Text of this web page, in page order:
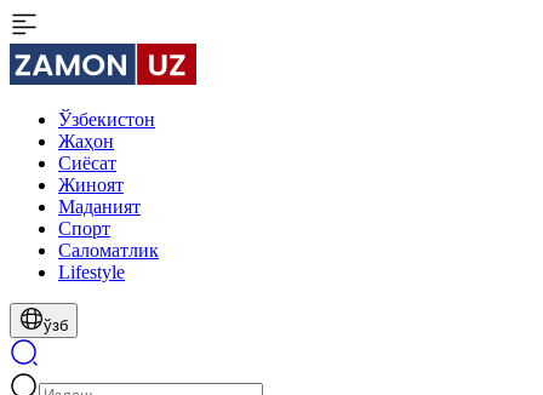
Ўзбекистон
Жаҳон
Сиёсат
Жиноят
Маданият
Спорт
Cаломатлик
Lifestyle
ўзб